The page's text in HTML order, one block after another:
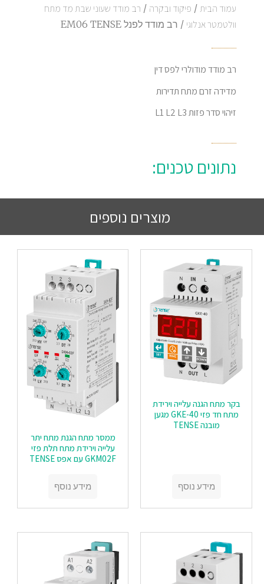
עמוד הבית / פיקוד ובקרה / רב מודד שעוני שבת מד מתח
וולטמטר אנלוגי / רב מודד לפנל EM06 TENSE
רב מודד מודולרי לפס דין
מדידה זרם מתח תדירות
זיהוי סדר פזות L1 L2 L3
נתונים טכנים:
מוצרים נוספים
בקר מתח הגנה עלייה וירידת
מתח חד פזי GKE-40 מגען
מובנה TENSE
מידע נוסף
ממסר מתח הגנת מתח יתר
עלייה וירידת מתח תלת פזי
GKM02F עם אפס TENSE
מידע נוסף